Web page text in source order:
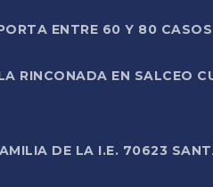
ENTRE 60 Y 80
RINCONADA EN SALCEO
DE LA I.E. 70623